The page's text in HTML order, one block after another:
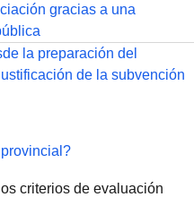
gracias a una
la preparación del
de la subvención
criterios de evaluación